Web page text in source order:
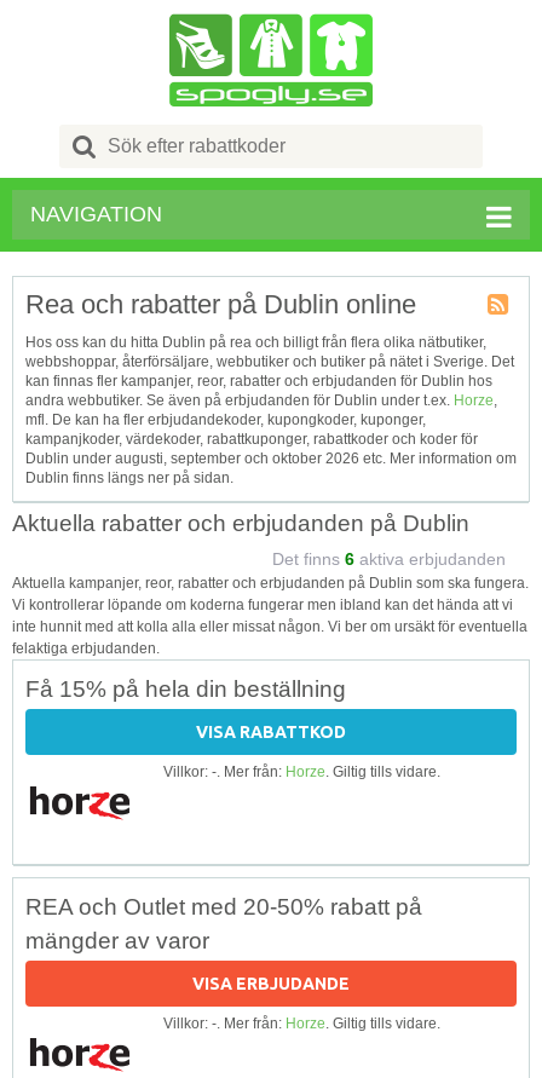
Search
for:
NAVIGATION
Tagg
RSS
Rea och rabatter på Dublin online
Hos oss kan du hitta Dublin på rea och billigt från flera olika nätbutiker,
webbshoppar, återförsäljare, webbutiker och butiker på nätet i Sverige. Det
kan finnas fler kampanjer, reor, rabatter och erbjudanden för Dublin hos
andra webbutiker. Se även på erbjudanden för Dublin under t.ex. Horze,
mfl. De kan ha fler erbjudandekoder, kupongkoder, kuponger,
kampanjkoder, värdekoder, rabattkuponger, rabattkoder och koder för
Dublin under augusti, september och oktober 2026 etc. Mer information om
Dublin finns längs ner på sidan.
Aktuella rabatter och erbjudanden på Dublin
Det finns 6 aktiva erbjudanden
Aktuella kampanjer, reor, rabatter och erbjudanden på Dublin som ska fungera.
Vi kontrollerar löpande om koderna fungerar men ibland kan det hända att vi
inte hunnit med att kolla alla eller missat någon. Vi ber om ursäkt för eventuella
felaktiga erbjudanden.
Få 15% på hela din beställning
VISA RABATTKOD
Villkor: -. Mer från: Horze. Giltig tills vidare.
REA och Outlet med 20-50% rabatt på
mängder av varor
VISA ERBJUDANDE
Villkor: -. Mer från: Horze. Giltig tills vidare.